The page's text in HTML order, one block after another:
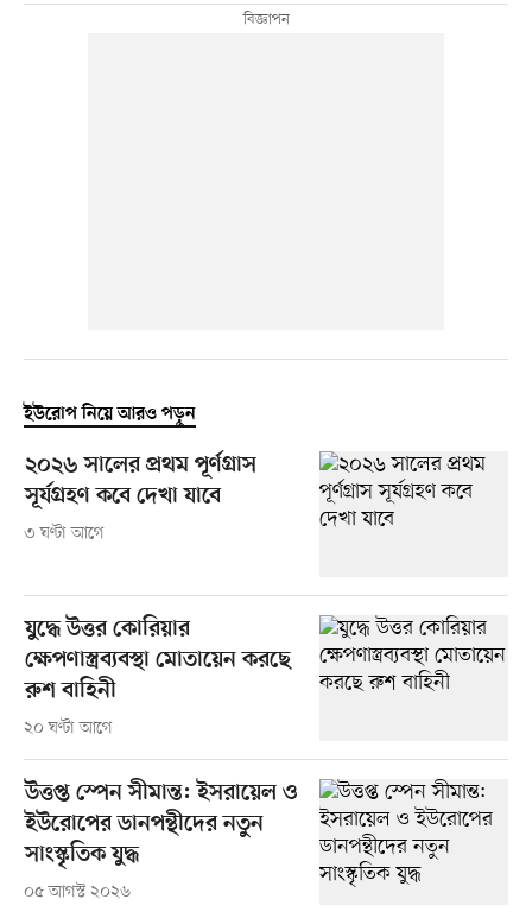
ইউরোপ নিয়ে আরও পড়ুন
২০২৬ সালের প্রথম পূর্ণগ্রাস
সূর্যগ্রহণ কবে দেখা যাবে
৩ ঘণ্টা আগে
যুদ্ধে উত্তর কোরিয়ার
ক্ষেপণাস্ত্রব্যবস্থা মোতায়েন করছে
রুশ বাহিনী
২০ ঘণ্টা আগে
উত্তপ্ত স্পেন সীমান্ত: ইসরায়েল ও
ইউরোপের ডানপন্থীদের নতুন
সাংস্কৃতিক যুদ্ধ
০৫ আগস্ট ২০২৬